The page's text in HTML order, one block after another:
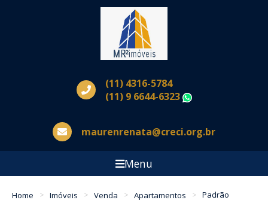
(11) 4316-5784
(11) 9 6644-6323
maurenrenata@creci.org.br
Menu
Home Imóveis Venda Apartamentos Padrão